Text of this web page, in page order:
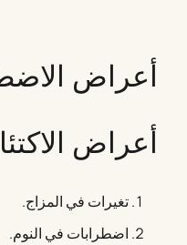
أعراض
أعراض
تغيرات في المزاج.
اضطرابات في النوم.